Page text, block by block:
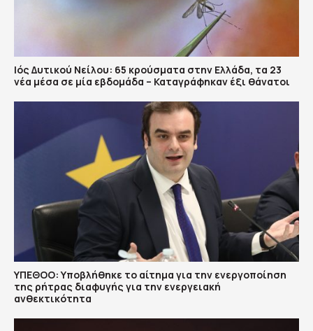
Ιός Δυτικού Νείλου: 65 κρούσματα στην Ελλάδα, τα 23
νέα μέσα σε μία εβδομάδα – Καταγράφηκαν έξι θάνατοι
ΥΠΕΘΟΟ: Υποβλήθηκε το αίτημα για την ενεργοποίηση
της ρήτρας διαφυγής για την ενεργειακή
ανθεκτικότητα